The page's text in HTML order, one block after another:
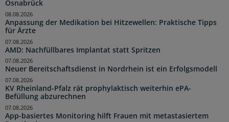
Osnabrück
Anpassung der Medikation bei Hitzewellen: Praktische Tipps
für Ärzte
08.08.2026
AMD: Nachfüllbares Implantat statt Spritzen
07.08.2026
Neuer Bereitschaftsdienst in Nordrhein ist ein Erfolgsmodell
07.08.2026
KV Rheinland-Pfalz rät prophylaktisch weiterhin ePA-
Befüllung abzurechnen
07.08.2026
App-basiertes Monitoring hilft Frauen mit metastasiertem
07.08.2026